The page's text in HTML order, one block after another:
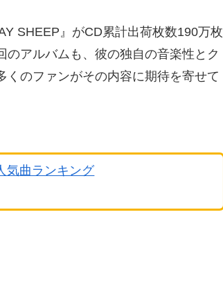
SHEEP』がCD累計出荷枚数190万枚
アルバムも、彼の独自の音楽性とク
くのファンがその内容に期待を寄せて
気曲ランキング